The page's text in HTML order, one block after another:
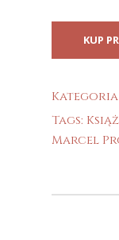
KUP
Kategoria
Tags:
Marcel